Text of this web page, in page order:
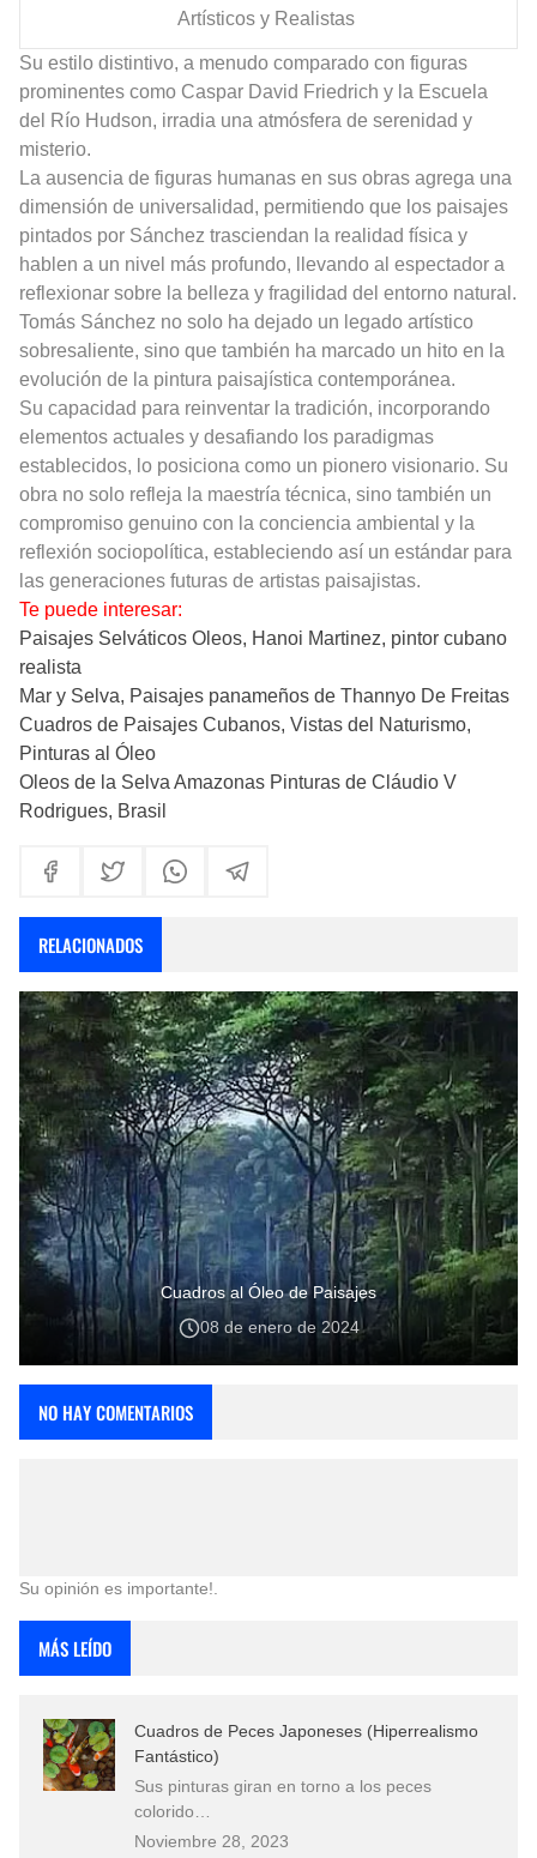
Artísticos y Realistas
Su estilo distintivo, a menudo comparado con figuras
prominentes como Caspar David Friedrich y la Escuela
del Río Hudson, irradia una atmósfera de serenidad y
misterio.
La ausencia de figuras humanas en sus obras agrega una
dimensión de universalidad, permitiendo que los paisajes
pintados por Sánchez trasciendan la realidad física y
hablen a un nivel más profundo, llevando al espectador a
reflexionar sobre la belleza y fragilidad del entorno natural.
Tomás Sánchez no solo ha dejado un legado artístico
sobresaliente, sino que también ha marcado un hito en la
evolución de la pintura paisajística contemporánea.
Su capacidad para reinventar la tradición, incorporando
elementos actuales y desafiando los paradigmas
establecidos, lo posiciona como un pionero visionario. Su
obra no solo refleja la maestría técnica, sino también un
compromiso genuino con la conciencia ambiental y la
reflexión sociopolítica, estableciendo así un estándar para
las generaciones futuras de artistas paisajistas.
Te puede interesar:
Paisajes Selváticos Oleos, Hanoi Martinez, pintor cubano
realista
Mar y Selva, Paisajes panameños de Thannyo De Freitas
Cuadros de Paisajes Cubanos, Vistas del Naturismo,
Pinturas al Óleo
Oleos de la Selva Amazonas Pinturas de Cláudio V
Rodrigues, Brasil
RELACIONADOS
Cuadros al Óleo de Paisajes
08 de enero de 2024
NO HAY COMENTARIOS
Su opinión es importante!.
MÁS LEÍDO
Cuadros de Peces Japoneses (Hiperrealismo
Fantástico)
Sus pinturas giran en torno a los peces
colorido…
Noviembre 28, 2023